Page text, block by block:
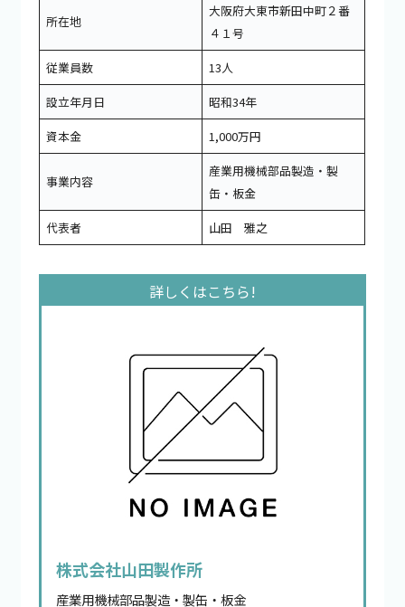
所在地
大阪府大東市新田中町２番
４１号
従業員数
13人
設立年月日
昭和34年
資本金
1,000万円
事業内容
産業用機械部品製造・製
缶・板金
代表者
山田 雅之
株式会社山田製作所
産業用機械部品製造・製缶・板金